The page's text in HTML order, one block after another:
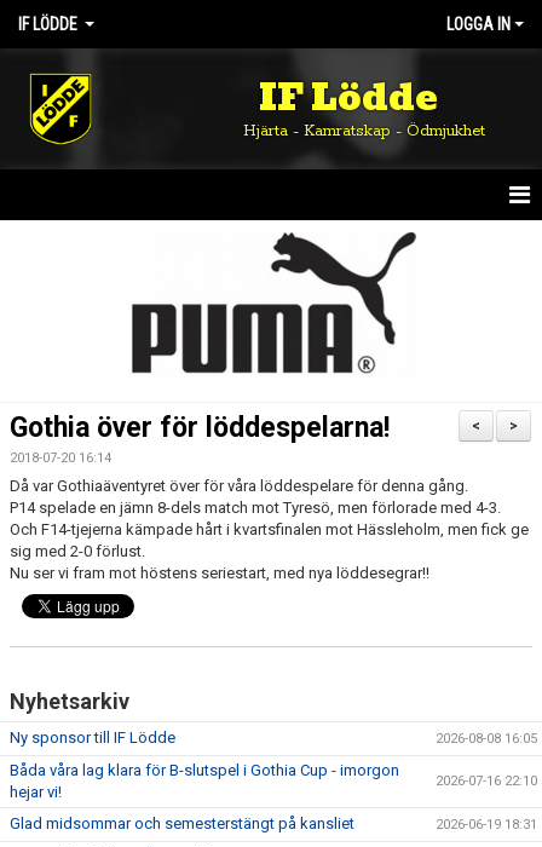
IF LÖDDE LOGGA IN
IF Lödde
Hjärta - Kamratskap - Ödmjukhet
MATCHER
DOKUMENT
KLUBBSHOPEN
MEDLEMSFÖRMÅNER
>
<
Gothia över för löddespelarna!
2018-07-20 16:14
Då var Gothiaäventyret över för våra löddespelare för denna gång.
P14 spelade en jämn 8-dels match mot Tyresö, men förlorade med 4-3.
Och F14-tjejerna kämpade hårt i kvartsfinalen mot Hässleholm, men fick ge
sig med 2-0 förlust.
Nu ser vi fram mot höstens seriestart, med nya löddesegrar!!
Nyhetsarkiv
Ny sponsor till IF Lödde 2026-08-08 16:05
Båda våra lag klara för B-slutspel i Gothia Cup - imorgon
hejar vi!
2026-07-16 22:10
Glad midsommar och semesterstängt på kansliet 2026-06-19 18:31